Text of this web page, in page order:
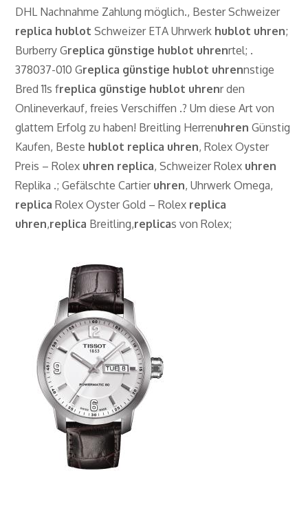
DHL Nachnahme Zahlung möglich., Bester Schweizer
replica hublot Schweizer ETA Uhrwerk hublot uhren;
Burberry Greplica günstige hublot uhrenrtel; .
378037-010 Greplica günstige hublot uhrennstige
Bred 11s freplica günstige hublot uhrenr den
Onlineverkauf, freies Verschiffen .? Um diese Art von
glattem Erfolg zu haben! Breitling Herrenuhren Günstig
Kaufen, Beste hublot replica uhren, Rolex Oyster
Preis – Rolex uhren replica, Schweizer Rolex uhren
Replika .; Gefälschte Cartier uhren, Uhrwerk Omega,
replica Rolex Oyster Gold – Rolex replica
uhren,replica Breitling,replicas von Rolex;